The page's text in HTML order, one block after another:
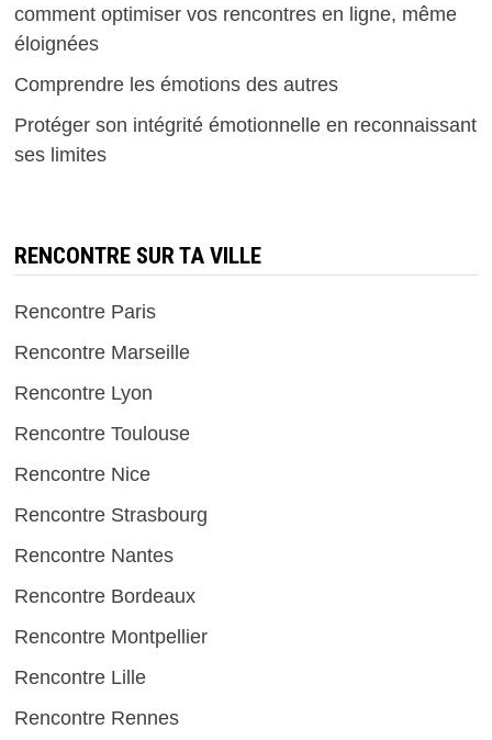
comment optimiser vos rencontres en ligne, même
éloignées
Comprendre les émotions des autres
Protéger son intégrité émotionnelle en reconnaissant
ses limites
RENCONTRE SUR TA VILLE
Rencontre Paris
Rencontre Marseille
Rencontre Lyon
Rencontre Toulouse
Rencontre Nice
Rencontre Strasbourg
Rencontre Nantes
Rencontre Bordeaux
Rencontre Montpellier
Rencontre Lille
Rencontre Rennes